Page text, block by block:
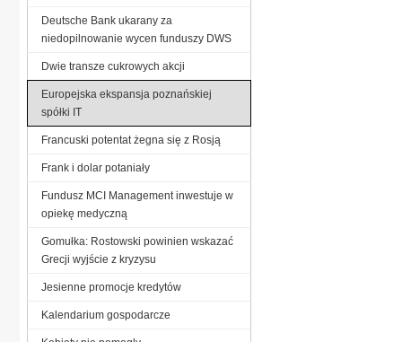
Deutsche Bank ukarany za
niedopilnowanie wycen funduszy DWS
Dwie transze cukrowych akcji
Europejska ekspansja poznańskiej
spółki IT
Francuski potentat żegna się z Rosją
Frank i dolar potaniały
Fundusz MCI Management inwestuje w
opiekę medyczną
Gomułka: Rostowski powinien wskazać
Grecji wyjście z kryzysu
Jesienne promocje kredytów
Kalendarium gospodarcze